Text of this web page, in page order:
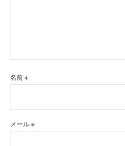
名前※
メール※